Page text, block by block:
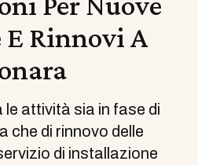
Rinnovi A
attività sia in fase di
che di rinnovo delle
di installazione